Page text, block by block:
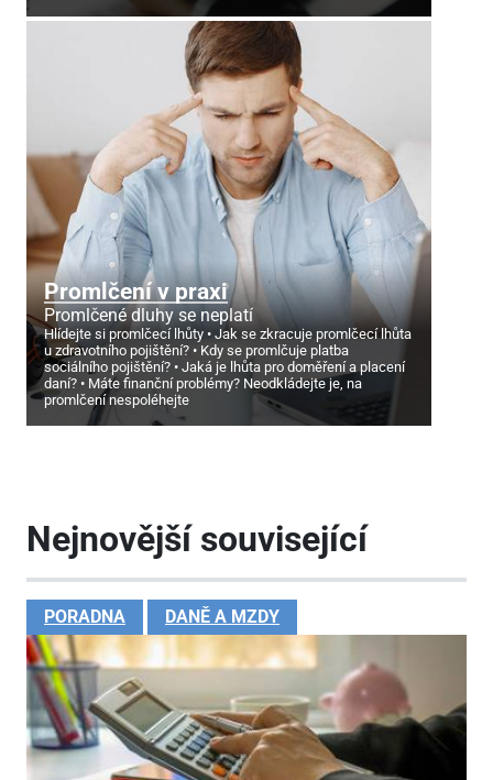
Promlčení v praxi
Promlčené dluhy se neplatí
Hlídejte si promlčecí lhůty
Jak se zkracuje promlčecí lhůta
u zdravotního pojištění?
Kdy se promlčuje platba
sociálního pojištění?
Jaká je lhůta pro doměření a placení
daní?
Máte finanční problémy? Neodkládejte je, na
promlčení nespoléhejte
Nejnovější související
PORADNA DANĚ A MZDY